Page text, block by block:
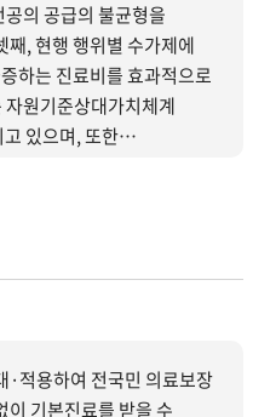
의 공급의 불균형을
째, 현행 행위별 수가제에
하는 진료비를 효과적으로
원기준상대가치체계
있으며, 또한
부 병원을 대상으로
·적용하여 전국민 의료보장
이 기본진료를 받을 수